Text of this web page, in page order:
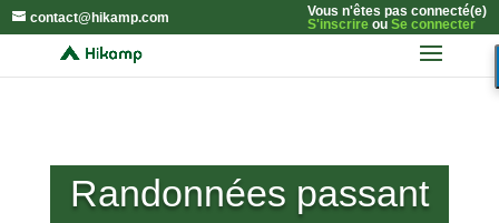
contact@hikamp.com
Vous n'êtes pas connecté(e)
S'inscrireou Se connecter
Randonnées passant